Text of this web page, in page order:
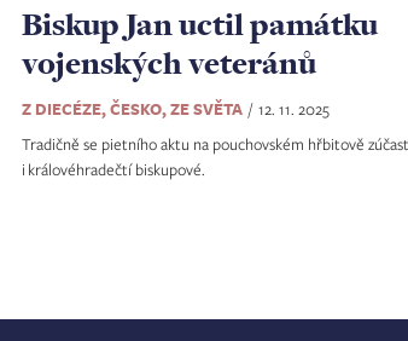
Biskup Jan uctil památku
vojenských veteránů
Z DIECÉZE, ČESKO, ZE SVĚTA
12. 11. 2025
Tradičně se pietního aktu na pouchovském hřbitově
i královéhradečtí biskupové.